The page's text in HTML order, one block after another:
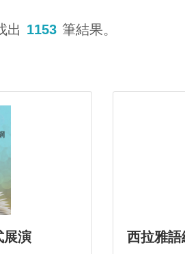
出 1153 筆結果。
展演 西拉雅